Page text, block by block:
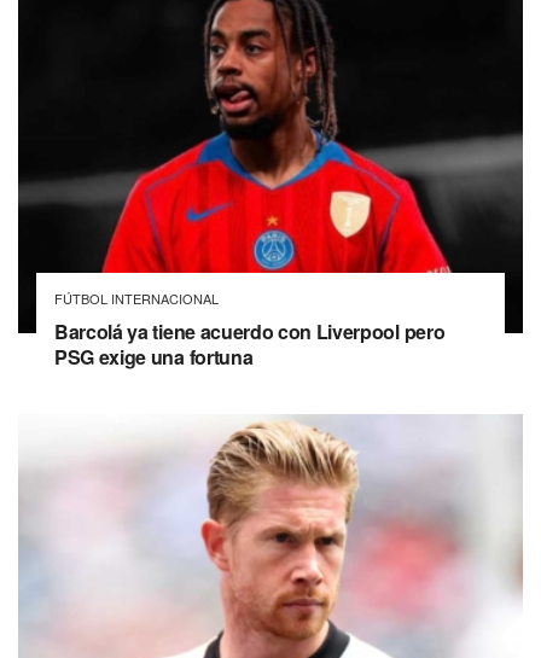
FÚTBOL INTERNACIONAL
Barcolá ya tiene acuerdo con Liverpool pero
PSG exige una fortuna